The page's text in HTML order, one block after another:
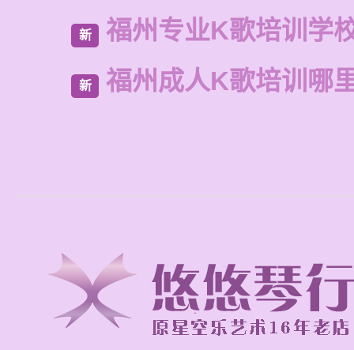
新 福州专业K歌培训学
新 福州成人K歌培训哪